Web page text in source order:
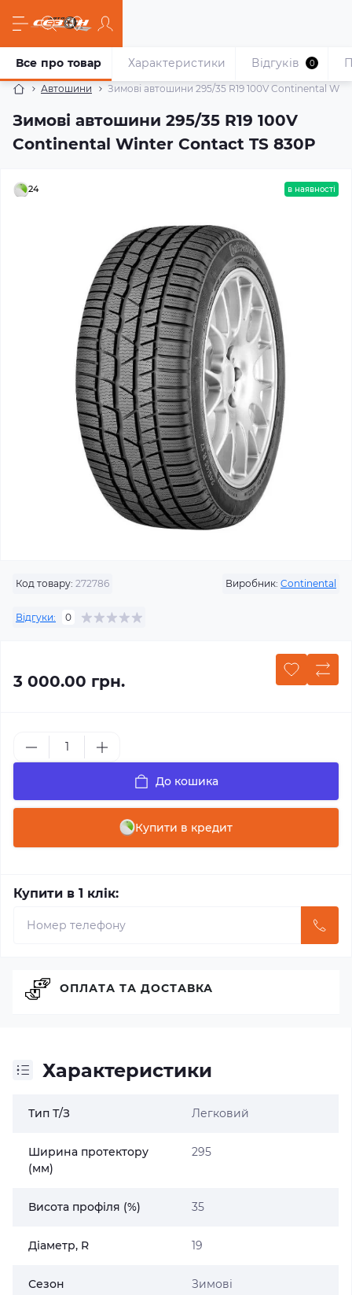
Автошини Зимові автошини 295/35 R19 100V Continental
Зимові автошини 295/35 R19 100V
Continental Winter Contact TS 830P
Все про товар Характеристики Відгуків 0
24 в наявності
Код товару: 272786 Виробник: Continental
Відгуки: 0
3 000.00 грн.
До кошика
Купити в кредит
Купити в 1 клік:
Характеристики
Тип Т/З Легковий
Ширина протектору
(мм)
295
Висота профіля (%) 35
Діаметр, R 19
Сезон Зимові
ОПЛАТА ТА ДОСТАВКА